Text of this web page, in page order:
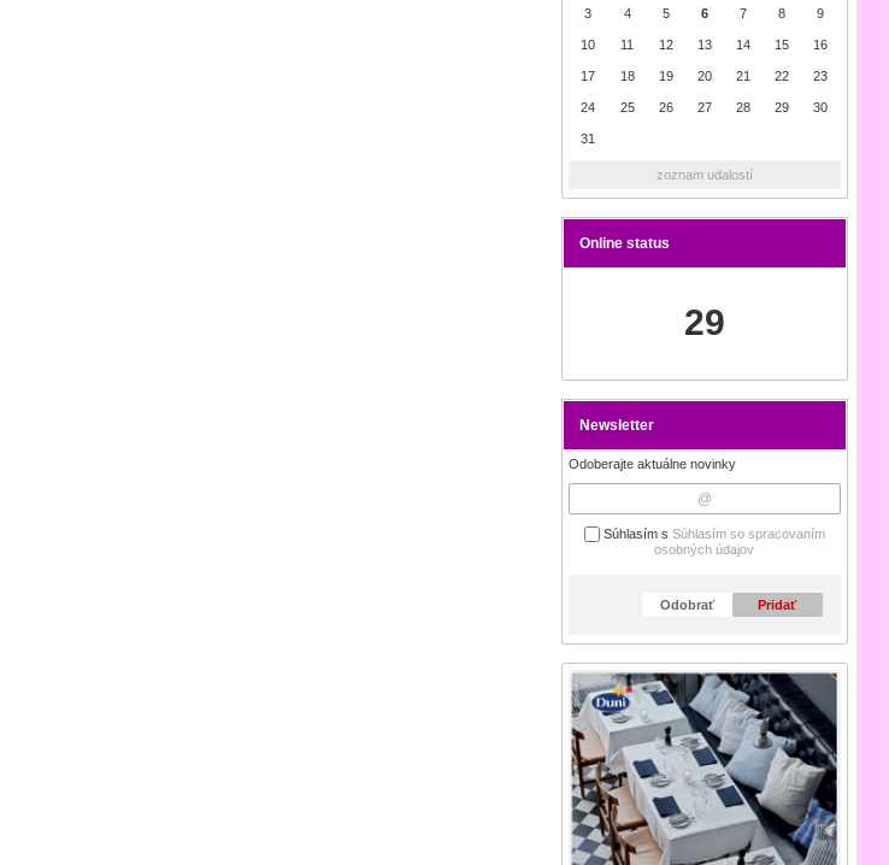
3 4 5 6 7 8 9
10 11 12 13 14 15 16
17 18 19 20 21 22 23
24 25 26 27 28 29 30
31
zoznam udalostí
Online status
29
Newsletter
Odoberajte aktuálne novinky
Súhlasím s Súhlasím so spracovaním
osobných údajov
Odobrať Pridať